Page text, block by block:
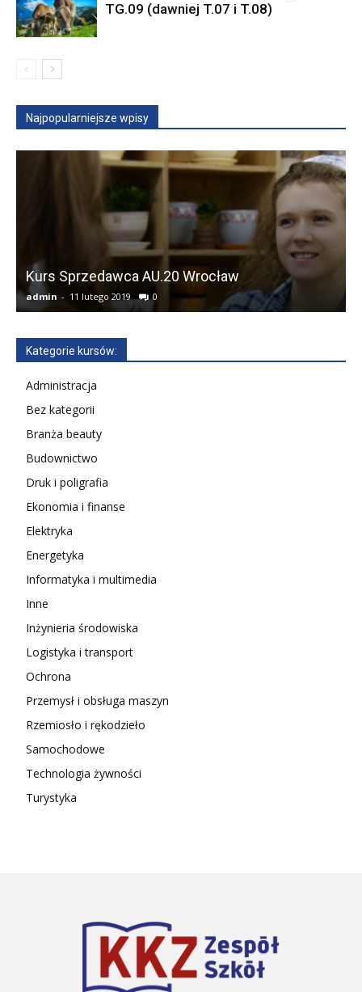
TG.09 (dawniej T.07 i T.08)
Najpopularniejsze wpisy
Kurs Sprzedawca AU.20 Wrocław
admin - 11 lutego 2019 0
Kategorie kursów:
Administracja
Bez kategorii
Branża beauty
Budownictwo
Druk i poligrafia
Ekonomia i finanse
Elektryka
Energetyka
Informatyka i multimedia
Inne
Inżynieria środowiska
Logistyka i transport
Ochrona
Przemysł i obsługa maszyn
Rzemiosło i rękodzieło
Samochodowe
Technologia żywności
Turystyka